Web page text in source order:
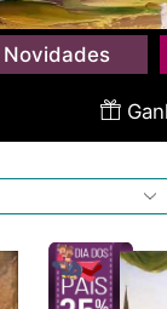
Novidades